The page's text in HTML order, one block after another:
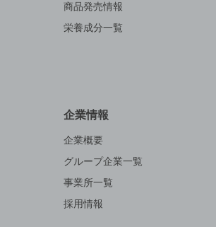
商品発売情報
栄養成分一覧
企業情報
企業概要
グループ企業一覧
事業所一覧
採用情報